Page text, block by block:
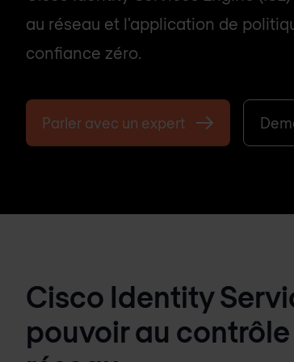
au réseau et l'application de
confiance zéro.
Parler avec un expert
Cisco Identity
pouvoir au